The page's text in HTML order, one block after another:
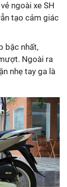
ngoài xe SH
tạo cảm giác
bậc nhất,
Ngoài ra
nhẹ tay ga là